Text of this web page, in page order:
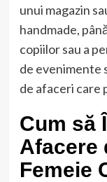
unui magazin
handmade,
copiilor sau a
de evenimente
de afaceri care
Cum să
Afacere
Femeie